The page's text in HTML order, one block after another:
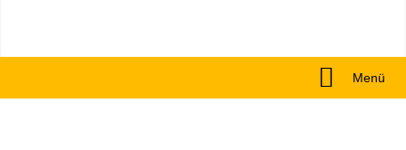
Menü